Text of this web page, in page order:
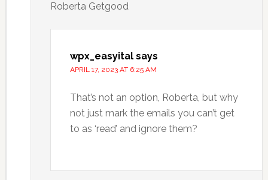
Roberta Getgood
wpx_easyital says
APRIL 17, 2023 AT 6:25 AM
That’s not an option, Roberta, but why
not just mark the emails you can’t get
to as ‘read’ and ignore them?